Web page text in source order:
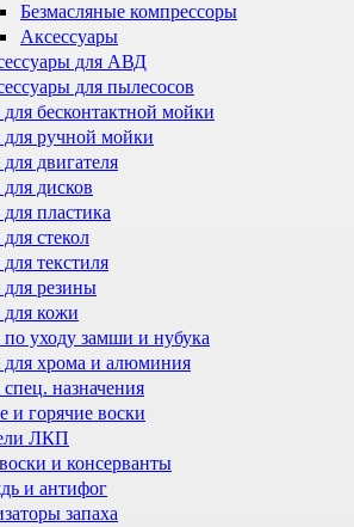
Безмасляные компрессоры
Аксессуары
для АВД
для пылесосов
для бесконтактной мойки
для ручной мойки
двигателя
дисков
пластика
стекол
текстиля
для резины
для кожи
по уходу замши и нубука
для хрома и алюминия
назначения
и горячие воски
ЛКП
и консерванты
и антифог
запаха